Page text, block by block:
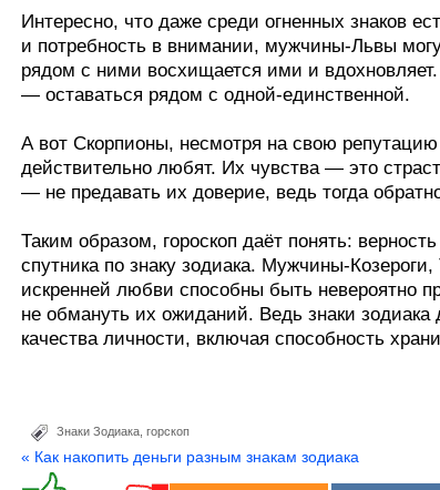
Интересно, что даже среди огненных знаков
и потребность в внимании, мужчины-Львы
рядом с ними восхищается ими и
— оставаться рядом с одной-единственной.
А вот Скорпионы, несмотря на свою
действительно любят. Их чувства — это
— не предавать их доверие, ведь тогда
Таким образом, гороскоп даёт понять:
спутника по знаку зодиака. Мужчины-
искренней любви способны быть невероятно
не обмануть их ожиданий. Ведь знаки
качества личности, включая способность
Знаки Зодиака горскоп
« Как накопить деньги разным знакам зодиака